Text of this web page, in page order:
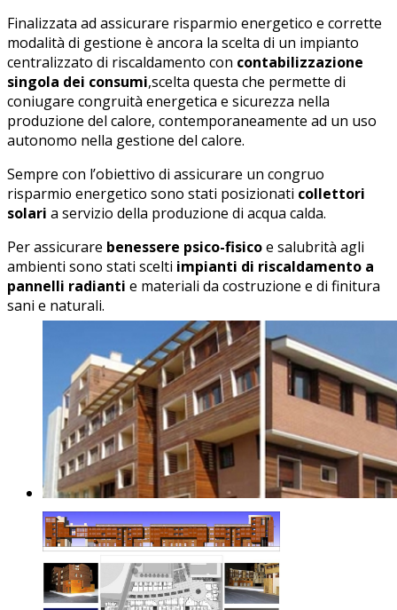
Finalizzata ad assicurare risparmio energetico e corrette
modalità di gestione è ancora la scelta di un impianto
centralizzato di riscaldamento con contabilizzazione
singola dei consumi,scelta questa che permette di
coniugare congruità energetica e sicurezza nella
produzione del calore, contemporaneamente ad un uso
autonomo nella gestione del calore.
Sempre con l’obiettivo di assicurare un congruo
risparmio energetico sono stati posizionati collettori
solari a servizio della produzione di acqua calda.
Per assicurare benessere psico-fisicoe salubrità agli
ambienti sono stati scelti impianti di riscaldamento a
pannelli radianti e materiali da costruzione e di finitura
sani e naturali.